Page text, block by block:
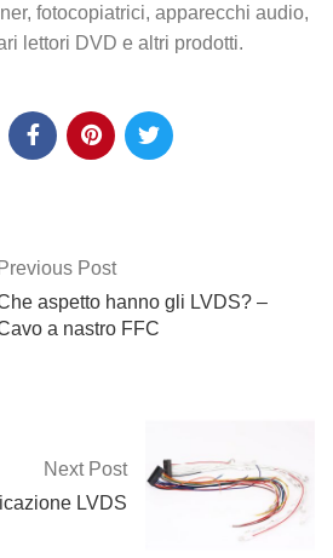
fotocopiatrici, apparecchi audio,
lettori DVD e altri prodotti.
Previous Post
aspetto hanno gli LVDS? –
a nastro FFC
Next Post
LVDS